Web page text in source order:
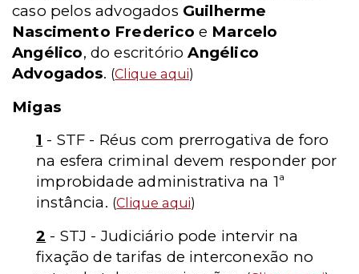
caso pelos advogados Guilherme
Nascimento Frederico e Marcelo
Angélico, do escritório Angélico
Advogados. (Clique aqui)
Migas
1 - STF - Réus com prerrogativa de foro
na esfera criminal devem responder por
improbidade administrativa na 1ª
instância. (Clique aqui)
2 - STJ - Judiciário pode intervir na
fixação de tarifas de interconexão no